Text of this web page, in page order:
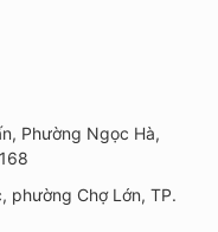
Phường Ngọc Hà,
phường Chợ Lớn, TP.